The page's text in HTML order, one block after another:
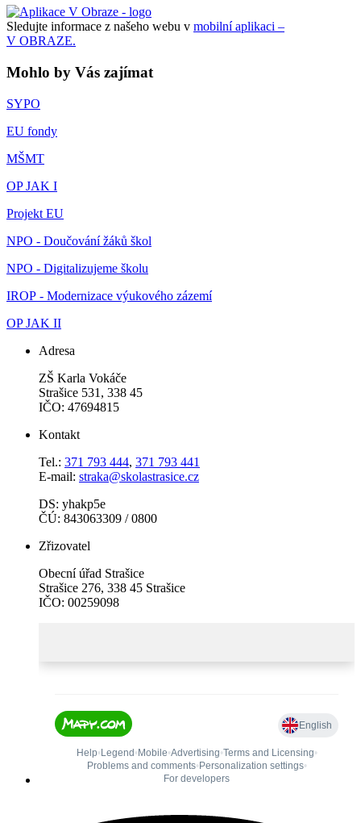
Sledujte informace z našeho webu v mobilní aplikaci –
V OBRAZE.
Mohlo by Vás zajímat
SYPO
EU fondy
MŠMT
OP JAK I
Projekt EU
NPO - Doučování žáků škol
NPO - Digitalizujeme školu
IROP - Modernizace výukového zázemí
OP JAK II
Adresa
ZŠ Karla Vokáče
Strašice 531, 338 45
IČO: 47694815
Kontakt
Tel.: 371 793 444, 371 793 441
E-mail: straka@skolastrasice.cz
DS: yhakp5e
ČÚ: 843063309 / 0800
Zřizovatel
Obecní úřad Strašice
Strašice 276, 338 45 Strašice
IČO: 00259098